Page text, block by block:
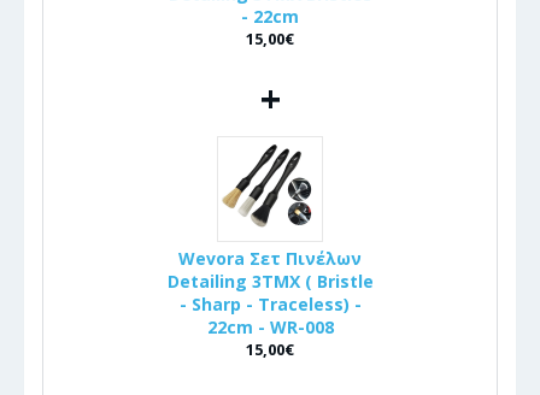
- 22cm
15,00€
+
Wevora Σετ Πινέλων
Detailing 3ΤΜΧ ( Bristle
- Sharp - Traceless) -
22cm - WR-008
15,00€